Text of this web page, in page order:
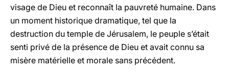
visage de Dieu et reconnaît la pauvreté humaine. Dans
un moment historique dramatique, tel que la
destruction du temple de Jérusalem, le peuple s’était
senti privé de la présence de Dieu et avait connu sa
misère matérielle et morale sans précédent.